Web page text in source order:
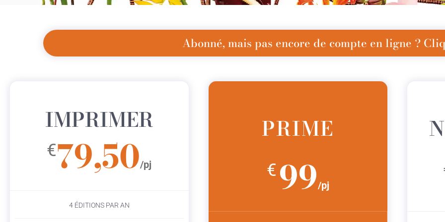
Abonné, mais pas encore de compte en ligne ?
IMPRIMER
€79,50/pj
4 ÉDITIONS PAR AN
PRIME
€ 99/pj